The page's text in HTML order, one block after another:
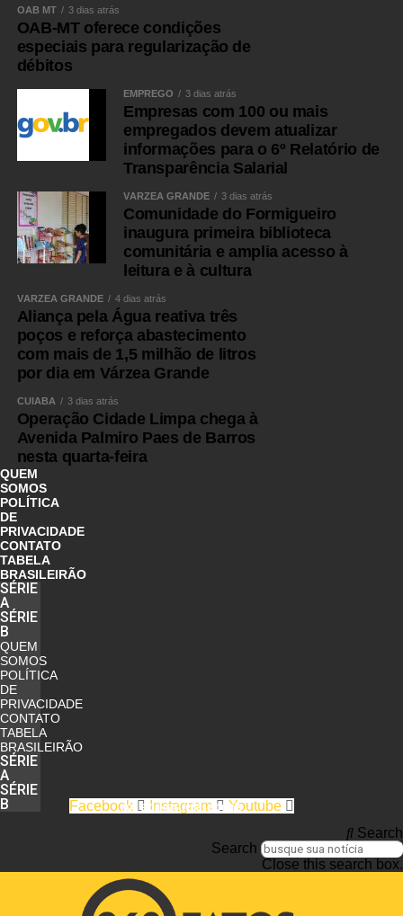
Share
OAB MT 3 dias atrás
OAB-MT oferece condições
especiais para regularização de
débitos
EMPREGO 3 dias atrás
Empresas com 100 ou mais
empregados devem atualizar
informações para o 6º Relatório de
Transparência Salarial
VÁRZEA GRANDE 3 dias atrás
Comunidade do Formigueiro
inaugura primeira biblioteca
comunitária e amplia acesso à
leitura e à cultura
VÁRZEA GRANDE 4 dias atrás
Aliança pela Água reativa três
poços e reforça abastecimento
com mais de 1,5 milhão de litros
por dia em Várzea Grande
CUIABÁ 3 dias atrás
Operação Cidade Limpa chega à
Avenida Palmiro Paes de Barros
nesta quarta-feira
QUEM
SOMOS
POLÍTICA
DE
PRIVACIDADE
CONTATO
TABELA
BRASILEIRÃO
SÉRIE
A
SÉRIE
B
QUEM
SOMOS
POLÍTICA
DE
PRIVACIDADE
CONTATO
TABELA
BRASILEIRÃO
SÉRIE
A
SÉRIE
B
nos siga nas redes sociais
Facebook Instagram
Youtube
Search
Search
Close this search box.